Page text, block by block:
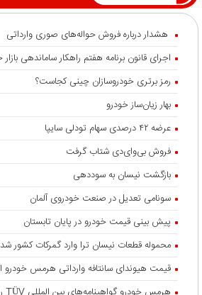
هشدار درباره فروش حواله‌های صوری وارداتی
اجرای قانون برنامه هفتم راهکار ساماندهی
رمز برتری خودروسازان چینی کجاست؟
بهار زیان‌ساز خودرو
عرضه ۴۲ درصدی سهام تودلی سایپا
فروش بی‌وای‌دی شتاب گرفت
بازگشت نیسان به سوددهی
سونامی تعدیل در صنعت خودروی آلمان
پیش بینی قیمت خودرو در پایان تابستان
محموله قطعات نیسان ترا وارد گمرکات کشور شد
قیمت هیوندای سانتافه وارداتی هرمس خودرو